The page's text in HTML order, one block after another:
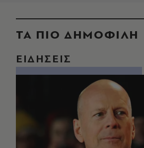
ΤΑ ΠΙΟ ΔΗΜΟΦΙΛΗ
ΕΙΔΗΣΕΙΣ